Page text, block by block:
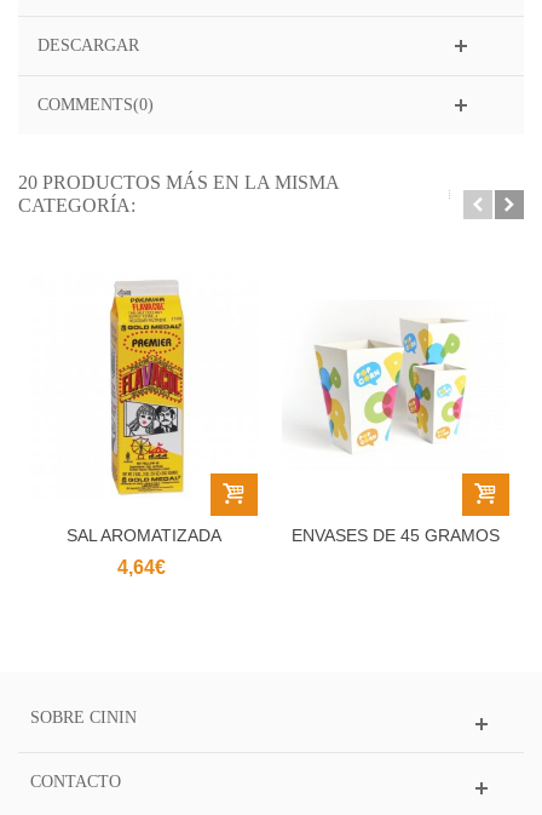
DESCARGAR
COMMENTS(0)
20 PRODUCTOS MÁS EN LA MISMA
CATEGORÍA:
SAL AROMATIZADA
SABOR MANTEQUILLA
4,64€
ENVASES DE 45 GRAMOS
SOBRE CININ
CONTACTO